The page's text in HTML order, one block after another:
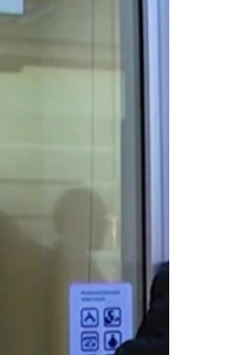
available